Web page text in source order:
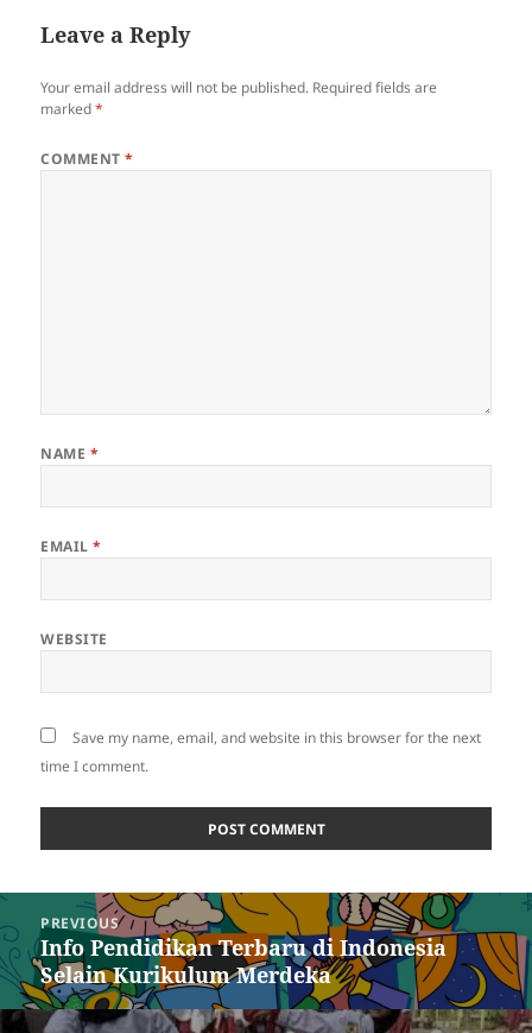
Leave a Reply
Your email address will not be published. Required fields are
marked*
COMMENT*
NAME *
EMAIL*
WEBSITE
Save my name, email, and website in this browser for the next
time I comment.
Post
navigation
PREVIOUS
Previous
post:
Info Pendidikan Terbaru di Indonesia
Selain Kurikulum Merdeka